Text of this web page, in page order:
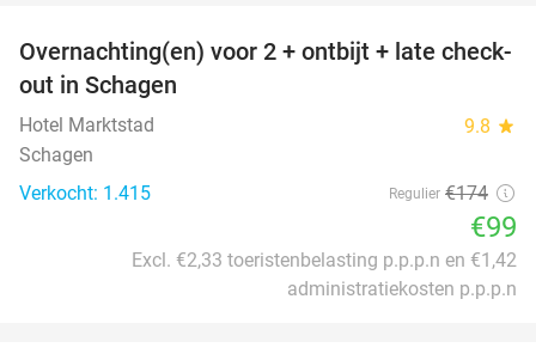
43%
Overnachting(en) voor 2 + ontbijt + late check-
out in Schagen
Hotel Marktstad 9.8 star
Schagen
Verkocht: 1.415
Regulier €174
€99
Excl. €2,33 toeristenbelasting p.p.p.n en €1,42
administratiekosten p.p.p.n